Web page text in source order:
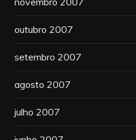
outubro 2007
setembro 2007
agosto 2007
julho 2007